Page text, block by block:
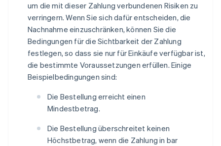
um die mit dieser Zahlung verbundenen Risiken zu
verringern. Wenn Sie sich dafür entscheiden, die
Nachnahme einzuschränken, können Sie die
Bedingungen für die Sichtbarkeit der Zahlung
festlegen, so dass sie nur für Einkäufe verfügbar ist,
die bestimmte Voraussetzungen erfüllen. Einige
Beispielbedingungen sind:
Die Bestellung erreicht einen
Mindestbetrag.
Die Bestellung überschreitet keinen
Höchstbetrag, wenn die Zahlung in bar